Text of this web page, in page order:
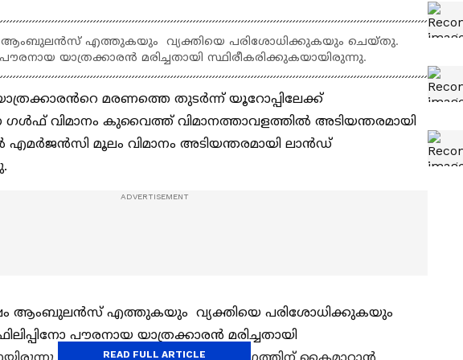
ആംബുലൻസ് എത്തുകയും വ്യക്തിയെ പരിശോധിക്കുകയും ചെയ്തു.
യാത്രക്കാരൻ മരിച്ചതായി സ്ഥിരീകരിക്കുകയായിരുന്നു.
മരണത്തെ തുടര്‍ന്ന് യൂറോപ്പിലേക്ക്
വിമാനം കുവൈത്ത് വിമാനത്താവളത്തിൽ അടിയന്തരമായി
എമർജൻസി മൂലം വിമാനം അടിയന്തരമായി ലാന്‍ഡ്
ആംബുലൻസ് എത്തുകയും വ്യക്തിയെ പരിശോധിക്കുകയും
പൗരനായ യാത്രക്കാരൻ മരിച്ചതായി
മൃതദേഹം ഫോറൻസിക് വിഭാഗത്തിന് കൈമാറാൻ
READ FULL ARTICLE